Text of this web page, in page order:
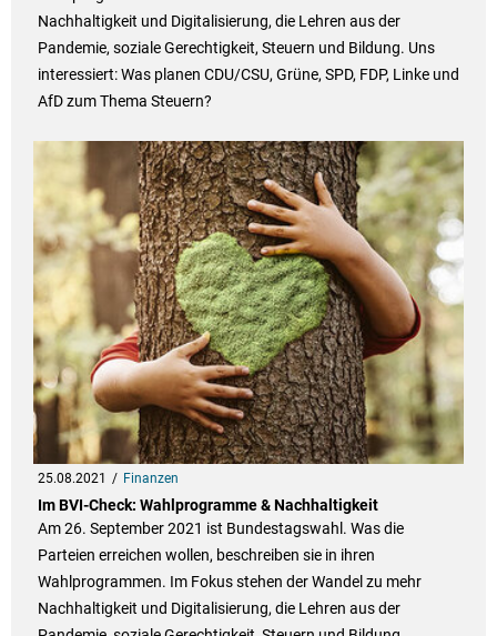
Nachhaltigkeit und Digitalisierung, die Lehren aus der
Pandemie, soziale Gerechtigkeit, Steuern und Bildung. Uns
interessiert: Was planen CDU/CSU, Grüne, SPD, FDP, Linke und
AfD zum Thema Steuern?
25.08.2021 Finanzen
Im BVI-Check: Wahlprogramme & Nachhaltigkeit
Am 26. September 2021 ist Bundestagswahl. Was die
Parteien erreichen wollen, beschreiben sie in ihren
Wahlprogrammen. Im Fokus stehen der Wandel zu mehr
Nachhaltigkeit und Digitalisierung, die Lehren aus der